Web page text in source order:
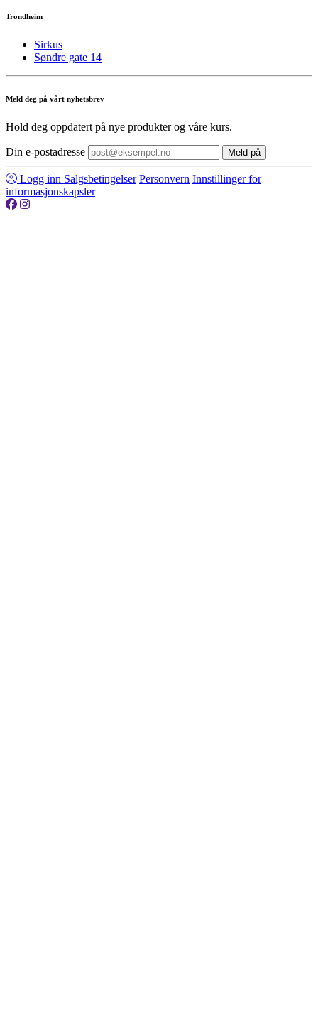
Trondheim
Sirkus
Søndre gate 14
Meld deg på vårt nyhetsbrev
Hold deg oppdatert på nye produkter og våre kurs.
Din e-postadresse Meld på
Logg inn Salgsbetingelser Personvern Innstillinger for
informasjonskapsler